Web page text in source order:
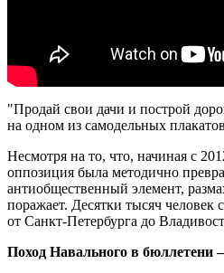
"Продай свои дачи и построй
на одном из самодельных
Несмотря на то, что, начиная с
оппозиция была методично
антиобщественный элемент,
поражает. Десятки тысяч человек
от Санкт-Петербурга до
Поход Навального в бюллетени